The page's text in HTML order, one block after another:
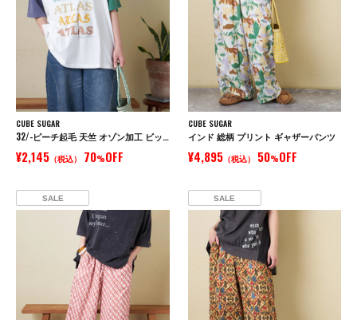
CUBE SUGAR
32/-ピーチ起毛 天竺 オゾン加工 ビッグ Tシャツ
¥2,145 （税込） 70%OFF
CUBE SUGAR
インド 総柄 プリント ギャザーパンツ
¥4,895（税込） 50%OFF
SALE SALE